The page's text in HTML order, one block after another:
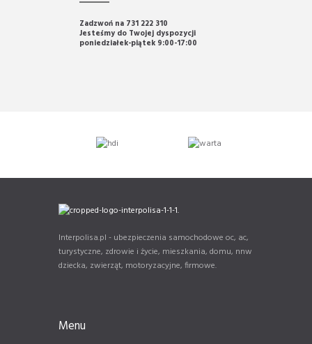
Zadzwoń na 731 222 310
Jesteśmy do Twojej dyspozycji
poniedziałek-piątek 9:00-17:00
Interpolisa.pl - ubezpieczenia samochodowe oc, ac,
turystyczne, zdrowie i życie, mieszkania, domu, nnw
dziecka, zwierząt, motoryzacyjne, firmowe.
Menu